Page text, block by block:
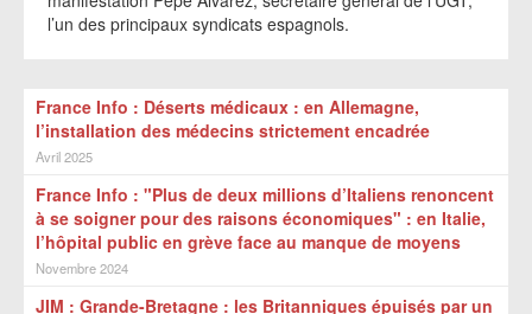
l’un des principaux syndicats espagnols.
France Info : Déserts médicaux : en Allemagne,
l’installation des médecins strictement encadrée
Avril 2025
France Info : "Plus de deux millions d’Italiens renoncent
à se soigner pour des raisons économiques" : en Italie,
l’hôpital public en grève face au manque de moyens
Novembre 2024
JIM : Grande-Bretagne : les Britanniques épuisés par un